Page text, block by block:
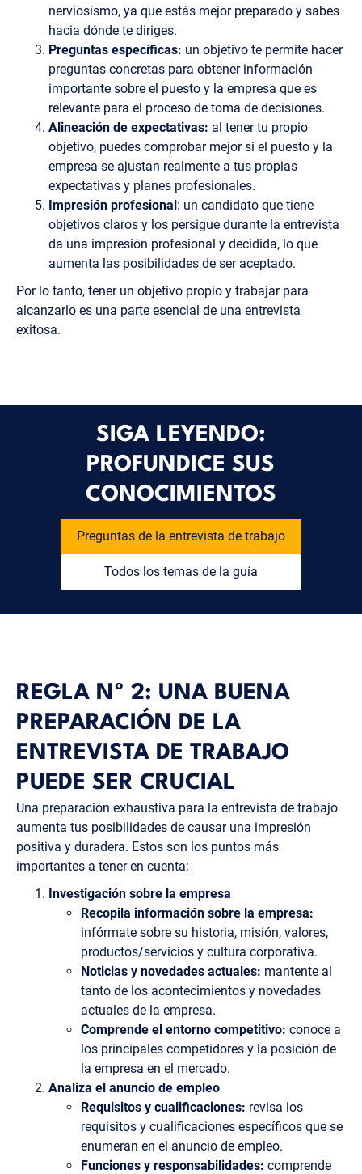
nerviosismo, ya que estás mejor preparado y sabes
hacia dónde te diriges.
Preguntas específicas: un objetivo te permite hacer
preguntas concretas para obtener información
importante sobre el puesto y la empresa que es
relevante para el proceso de toma de decisiones.
Alineación de expectativas: al tener tu propio
objetivo, puedes comprobar mejor si el puesto y la
empresa se ajustan realmente a tus propias
expectativas y planes profesionales.
Impresión profesional: un candidato que tiene
objetivos claros y los persigue durante la entrevista
da una impresión profesional y decidida, lo que
aumenta las posibilidades de ser aceptado.
Por lo tanto, tener un objetivo propio y trabajar para
alcanzarlo es una parte esencial de una entrevista
exitosa.
SIGA LEYENDO:
PROFUNDICE SUS
CONOCIMIENTOS
Preguntas de la entrevista de trabajo
Todos los temas de la guía
REGLA Nº 2: UNA BUENA
PREPARACIÓN DE LA
ENTREVISTA DE TRABAJO
PUEDE SER CRUCIAL
Una preparación exhaustiva para la entrevista de trabajo
aumenta tus posibilidades de causar una impresión
positiva y duradera. Estos son los puntos más
importantes a tener en cuenta:
Investigación sobre la empresa
Recopila información sobre la empresa:
infórmate sobre su historia, misión, valores,
productos/servicios y cultura corporativa.
Noticias y novedades actuales: mantente al
tanto de los acontecimientos y novedades
actuales de la empresa.
Comprende el entorno competitivo: conoce a
los principales competidores y la posición de
la empresa en el mercado.
Analiza el anuncio de empleo
Requisitos y cualificaciones: revisa los
requisitos y cualificaciones específicos que se
enumeran en el anuncio de empleo.
Funciones y responsabilidades: comprende